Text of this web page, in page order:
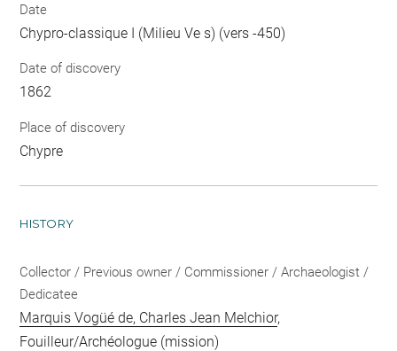
Date
Chypro-classique I (Milieu Ve s) (vers -450)
Date of discovery
1862
Place of discovery
Chypre
HISTORY
Collector / Previous owner / Commissioner / Archaeologist /
Dedicatee
Marquis Vogüé de, Charles Jean Melchior,
Fouilleur/Archéologue (mission)